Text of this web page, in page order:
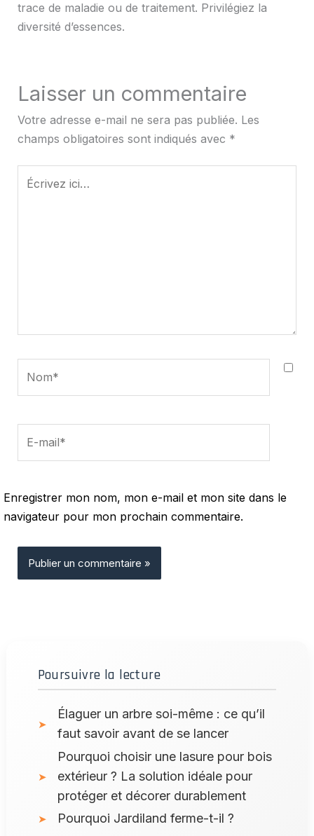
trace de maladie ou de traitement. Privilégiez la
diversité d’essences.
Laisser un commentaire
Votre adresse e-mail ne sera pas publiée. Les
champs obligatoires sont indiqués avec *
Écrivez
mail*
Enregistrer mon nom, mon e-mail et mon site dans le
navigateur pour mon prochain commentaire.
Poursuivre la lecture
Élaguer un arbre soi-même : ce qu’il
faut savoir avant de se lancer
Pourquoi choisir une lasure pour bois
extérieur ? La solution idéale pour
protéger et décorer durablement
Pourquoi Jardiland ferme-t-il ?